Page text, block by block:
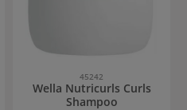
45242
Wella Nutricurls Curls
Shampoo